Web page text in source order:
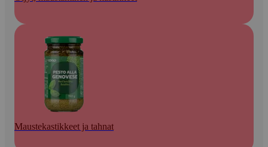
Maustekastikkeet ja tahnat